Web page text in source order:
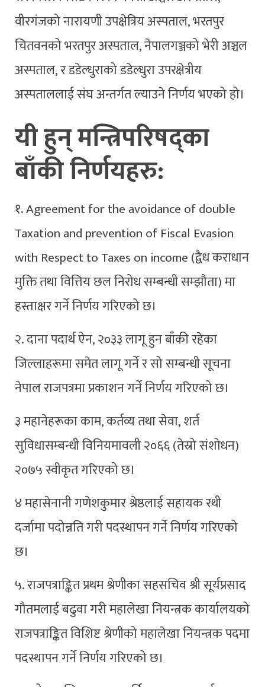
वीरगंजको नारायणी उपक्षेत्रिय अस्पताल, भरतपुर
चितवनको भरतपुर अस्पताल, नेपालगञ्जको भेरी अञ्चल
अस्पताल, र डडेल्धुराको डडेल्धुरा उपरक्षेत्रीय
अस्पताललाई संघ अन्तर्गत ल्याउने निर्णय भएको हो।
यी हुन् मन्त्रिपरिषद्का
बाँकी निर्णयहरु:
१. Agreement for the avoidance of double
Taxation and prevention of Fiscal Evasion
with Respect to Taxes on income (द्वैध कराधान
मुक्ति तथा वित्तिय छल निरोध सम्बन्धी सम्झौता) मा
हस्ताक्षर गर्ने निर्णय गरिएको छ।
२. दाना पदार्थ ऐन, २०३३ लागू हुन बाँकी रहेका
जिल्लाहरूमा समेत लागू गर्ने र सो सम्बन्धी सूचना
नेपाल राजपत्रमा प्रकाशन गर्ने निर्णय गरिएको छ।
३ महानेहरूका काम, कर्तव्य तथा सेवा, शर्त
सुविधासम्बन्धी विनियमावली २०६६ (तेस्रो संशोधन)
२०७५ स्वीकृत गरिएको छ।
४ महासेनानी गणेशकुमार श्रेष्ठलाई सहायक रथी
दर्जामा पदोन्नति गरी पदस्थापन गर्ने निर्णय गरिएको
छ।
५. राजपत्राङ्कित प्रथम श्रेणीका सहसचिव श्री सूर्यप्रसाद
गौतमलाई बढुवा गरी महालेखा नियन्त्रक कार्यालयको
राजपत्राङ्कित विशिष्ट श्रेणीको महालेखा नियन्त्रक पदमा
पदस्थापन गर्ने निर्णय गरिएको छ।